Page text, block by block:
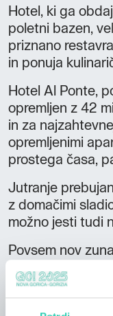
Hotel, ki ga
poletni bazen,
priznano
in ponuja
Hotel Al Ponte,
opremljen z 42
in za
opremljenimi
prostega časa,
Jutranje
z domačimi
možno jesti tudi
Povsem nov
varovano
internet in Sky
Na voljo je